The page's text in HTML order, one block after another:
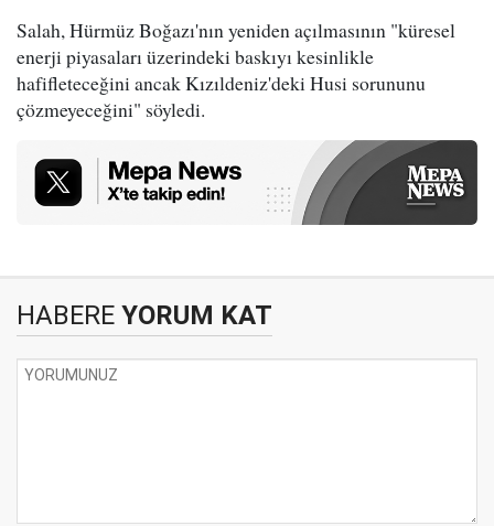
Salah, Hürmüz Boğazı'nın yeniden açılmasının "küresel
enerji piyasaları üzerindeki baskıyı kesinlikle
hafifleteceğini ancak Kızıldeniz'deki Husi sorununu
çözmeyeceğini" söyledi.
HABERE YORUM KAT